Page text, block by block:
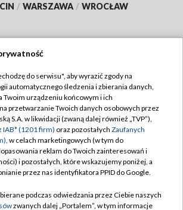
/ WARSZAWA / WROCŁAW
TVP
TVP
Cyfrowa
Regulamin TVP
Polityka prywatności
Moje zgody
Pomoc
Kontakt
do serwisu", aby wyrazić zgody na
automatycznego śledzenia i zbierania danych,
Twoim urządzeniu końcowym i ich
przetwarzanie Twoich danych osobowych przez
S.A. w likwidacji (zwaną dalej również „TVP”),
IAB* (1201 firm) oraz pozostałych Zaufanych
, w celach marketingowych (w tym do
reklam do Twoich zainteresowań i
i pozostałych, które wskazujemy poniżej, a
przez nas identyfikatora PPID do Google.
podczas odwiedzania przez Ciebie naszych
zwanych dalej „Portalem”, w tym informacje